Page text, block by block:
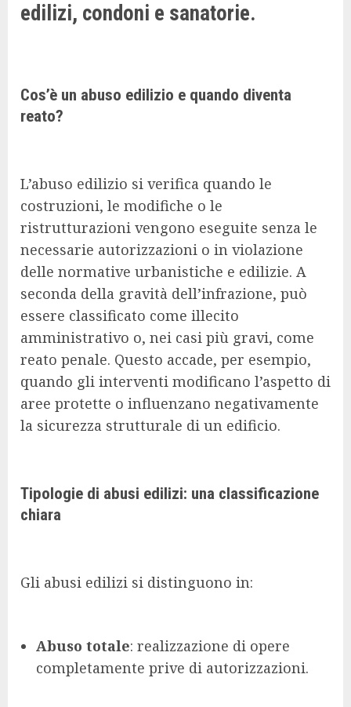
edilizi, condoni e sanatorie.
Cos’è un abuso edilizio e quando diventa
reato?
L’abuso edilizio si verifica quando le
costruzioni, le modifiche o le
ristrutturazioni vengono eseguite senza le
necessarie autorizzazioni o in violazione
delle normative urbanistiche e edilizie. A
seconda della gravità dell’infrazione, può
essere classificato come illecito
amministrativo o, nei casi più gravi, come
reato penale. Questo accade, per esempio,
quando gli interventi modificano l’aspetto di
aree protette o influenzano negativamente
la sicurezza strutturale di un edificio.
Tipologie di abusi edilizi: una classificazione
chiara
Gli abusi edilizi si distinguono in:
Abuso totale: realizzazione di opere
completamente prive di autorizzazioni.